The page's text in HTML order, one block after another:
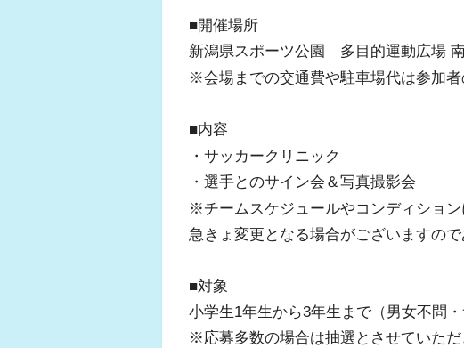
■開催場所
新潟県スポーツ公園 多目的運動広場
※会場までの交通費や駐車場代は参加者
■内容
・サッカークリニック
・選手とのサイン会＆写真撮影会
※チームスケジュールやコンディション
急きょ変更となる場合がございますの
■対象
小学生1年生から3年生まで（男女不問
※応募多数の場合は抽選とさせていただ